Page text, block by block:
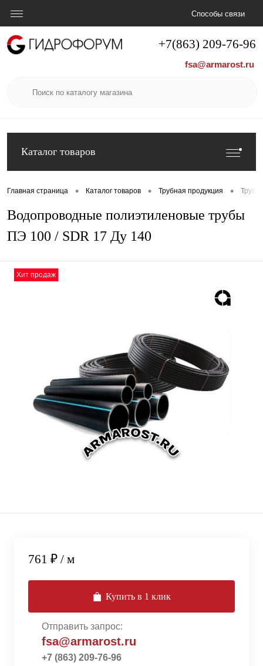
+7(863) 209-76-96
fsa@armarost.ru
Способы связи
Каталог товаров
Главная страница • Каталог товаров • Трубная продукция • Труба
Водопроводные полиэтиленовые трубы
ПЭ 100 / SDR 17 Ду 140
Хит продаж
761 ₽ / м
Купить в 1 клик
Отправить запрос:
fsa@armarost.ru
+7 (863) 209-76-96